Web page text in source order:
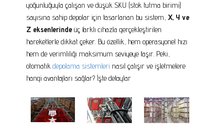
yoğunluğuyla çalışan ve düşük SKU (stok tutma birimi)
sayısına sahip depolar için tasarlanan bu sistem, X, Y ve
Z eksenlerinde üç farklı cihazla gerçekleştirilen
hareketlerle dikkat çeker. Bu özellik, hem operasyonel hızı
hem de verimliliği maksimum seviyeye taşır. Peki,
otomatik depolama sistemleri nasıl çalışır ve işletmelere
hangi avantajları sağlar? İşte detaylar